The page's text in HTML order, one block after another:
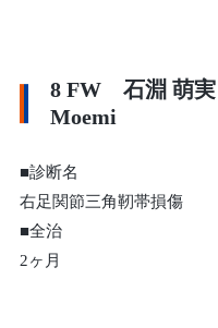
8 FW 石淵 萌
Moemi
■診断名
右足関節三角靭帯損傷
■全治
2ヶ月